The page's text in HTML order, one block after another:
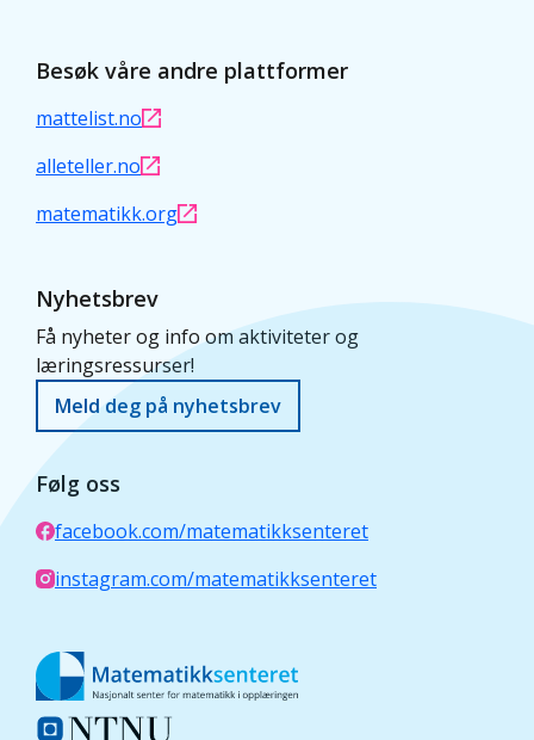
Besøk våre andre plattformer
mattelist.no
alleteller.no
matematikk.org
Nyhetsbrev
Få nyheter og info om aktiviteter og
læringsressurser!
Meld deg på nyhetsbrev
Følg oss
facebook.com/matematikksenteret
instagram.com/matematikksenteret